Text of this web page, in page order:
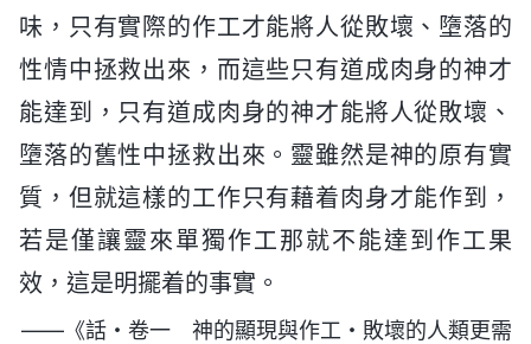
味，只有實際的作工才能將人從敗壞、墮落的
性情中拯救出來，而這些只有道成肉身的神才
能達到，只有道成肉身的神才能將人從敗壞、
墮落的舊性中拯救出來。靈雖然是神的原有實
質，但就這樣的工作只有藉着肉身才能作到，
若是僅讓靈來單獨作工那就不能達到作工果
效，這是明擺着的事實。
——《話・卷一 神的顯現與作工・敗壞的人類更需